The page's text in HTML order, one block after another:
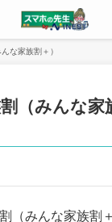
な家族割＋）
（みんな家
（みんな家族割